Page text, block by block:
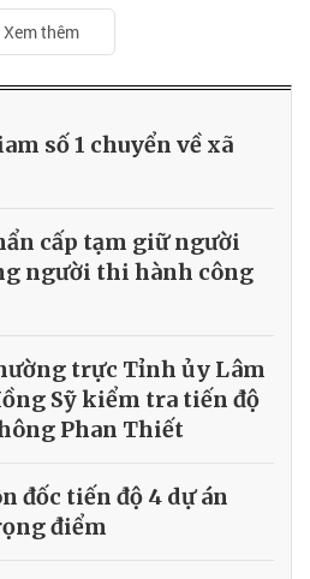
Xem thêm
số 1 chuyển về xã
cấp tạm giữ người
người thi hành công
trực Tỉnh ủy Lâm
Sỹ kiểm tra tiến độ
Phan Thiết
đốc tiến độ 4 dự án
điểm